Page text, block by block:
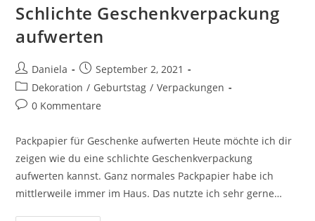
Schlichte Geschenkverpackung
aufwerten
Daniela
September 2, 2021
Dekoration / Geburtstag / Verpackungen
0 Kommentare
Packpapier für Geschenke aufwerten Heute möchte ich dir
zeigen wie du eine schlichte Geschenkverpackung
aufwerten kannst. Ganz normales Packpapier habe ich
mittlerweile immer im Haus. Das nutzte ich sehr gerne…